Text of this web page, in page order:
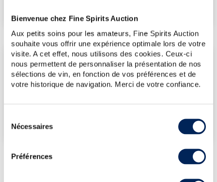
Bienvenue chez Fine Spirits Auction
Aux petits soins pour les amateurs, Fine Spirits Auction
souhaite vous offrir une expérience optimale lors de votre
visite. A cet effet, nous utilisons des cookies. Ceux-ci
nous permettent de personnaliser la présentation de nos
sélections de vin, en fonction de vos préférences et de
votre historique de navigation. Merci de votre confiance.
Nécessaires
Préférences
LES DERNIÈRES ADJUDICATIONS
17/07/2026
715€